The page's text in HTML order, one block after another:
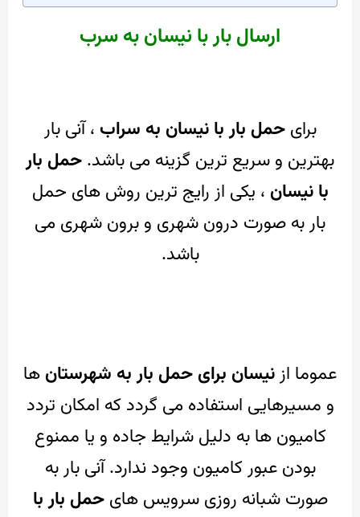
ارسال بار با نیسان به سرب
برایحمل بار با نیسان به سراب ، آنی بار
بهترین و سریع ترین گزینه می باشد. حمل بار
با نیسان ، یکی از رایج ترین روش های حمل
بار به صورت درون شهری و برون شهری می
باشد.
عموما ازنیسان برای حمل بار به شهرستان ها
و مسیرهایی استفاده می گردد که امکان تردد
کامیون ها به دلیل شرایط جاده و یا ممنوع
بودن عبور کامیون وجود ندارد.آنی بار به
صورت شبانه روزی سرویس هایحمل بار با